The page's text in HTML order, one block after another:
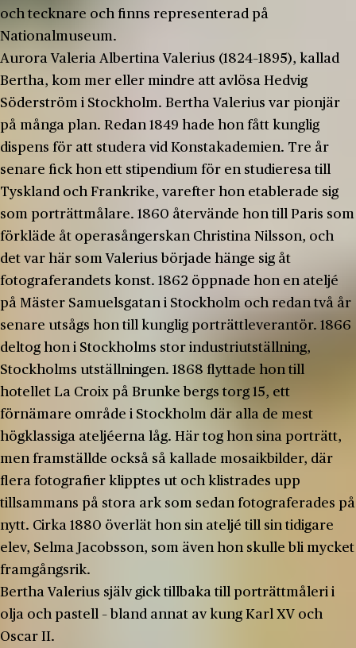
och tecknare och finns representerad på
Nationalmuseum.
Aurora Valeria Albertina Valerius (1824–1895), kallad
Bertha, kom mer eller mindre att avlösa Hedvig
Söderström i Stockholm. Bertha Valerius var pionjär
på många plan. Redan 1849 hade hon fått kunglig
dispens för att studera vid Konstakademien. Tre år
senare fick hon ett stipendium för en studieresa till
Tyskland och Frankrike, varefter hon etablerade sig
som porträttmålare. 1860 återvände hon till Paris som
förkläde åt operasångerskan Christina Nilsson, och
det var här som Valerius började hänge sig åt
fotograferandets konst. 1862 öppnade hon en ateljé
på Mäster Samuelsgatan i Stockholm och redan två år
senare utsågs hon till kunglig porträttleverantör. 1866
deltog hon i Stockholms stor industriutställning,
Stockholms utställningen. 1868 flyttade hon till
hotellet La Croix på Brunke bergs torg 15, ett
förnämare område i Stockholm där alla de mest
högklassiga ateljéerna låg. Här tog hon sina porträtt,
men framställde också så kallade mosaikbilder, där
flera fotografier klipptes ut och klistrades upp
tillsammans på stora ark som sedan fotograferades på
nytt. Cirka 1880 överlät hon sin ateljé till sin tidigare
elev, Selma Jacobsson, som även hon skulle bli mycket
framgångsrik.
Bertha Valerius själv gick tillbaka till porträttmåleri i
olja och pastell – bland annat av kung Karl XV och
Oscar II.